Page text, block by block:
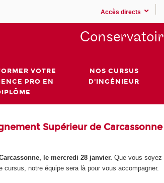
Accès directs
VOTRE
PRO EN
NOS CURSUS
D'INGÉNIEUR
Supérieur de Carcassonne
le mercredi 28 janvier. Que vous soyez
notre équipe sera là pour vous accompagner.